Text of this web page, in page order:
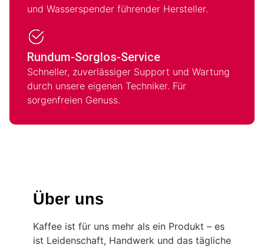
und Wasserspender führender Hersteller.
Rundum-Sorglos-Service
Schneller, zuverlässiger Support und Wartung
durch unsere eigenen Techniker. Für
sorgenfreien Genuss.
Über uns
Kaffee ist für uns mehr als ein Produkt – es
ist Leidenschaft, Handwerk und das tägliche